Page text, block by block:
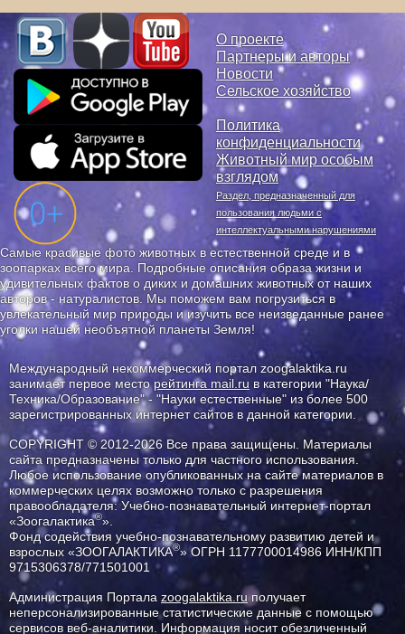
О проекте
Партнеры и авторы
Новости
Сельское хозяйство
Политика
конфиденциальности
Животный мир особым
взглядом
Раздел, предназначенный для
пользования людьми с
интеллектуальными нарушениями
Самые красивые фото животных в естественной среде и в
зоопарках всего мира. Подробные описания образа жизни и
удивительных фактов о диких и домашних животных от наших
авторов - натуралистов. Мы поможем вам погрузиться в
увлекательный мир природы и изучить все неизведанные ранее
уголки нашей необъятной планеты Земля!
Международный некоммерческий портал zoogalaktika.ru
занимает первое месторейтинга mail.ru в категории "Наука/
Техника/Образование" - "Науки естественные" из более 500
зарегистрированных интернет сайтов в данной категории.
COPYRIGHT © 2012-2026 Все права защищены. Материалы
сайта предназначены только для частного использования.
Любое использование опубликованных на сайте материалов в
коммерческих целях возможно только с разрешения
правообладателя: Учебно-познавательный интернет-портал
«Зоогалактика®».
Фонд содействия учебно-познавательному развитию детей и
взрослых «ЗООГАЛАКТИКА®» ОГРН 1177700014986 ИНН/КПП
9715306378/771501001
Администрация Портала zoogalaktika.ruполучает
неперсонализированные статистические данные с помощью
сервисов веб-аналитики. Информация носит обезличенный